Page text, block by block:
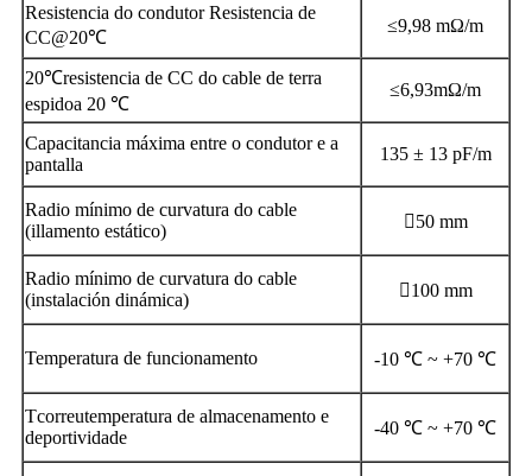
Resistencia do condutor Resistencia de
CC@20℃
≤9,98 mΩ/m
20℃resistencia de CC do cable de terra
espidoa 20 ℃
≤6,93mΩ/m
Capacitancia máxima entre o condutor e a
pantalla
135 ± 13 pF/m
Radio mínimo de curvatura do cable
(illamento estático)
50 mm
Radio mínimo de curvatura do cable
(instalación dinámica)
100 mm
Temperatura de funcionamento -10 ℃ ~ +70 ℃
Tcorreutemperatura de almacenamento e
deportividade
-40 ℃ ~ +70 ℃